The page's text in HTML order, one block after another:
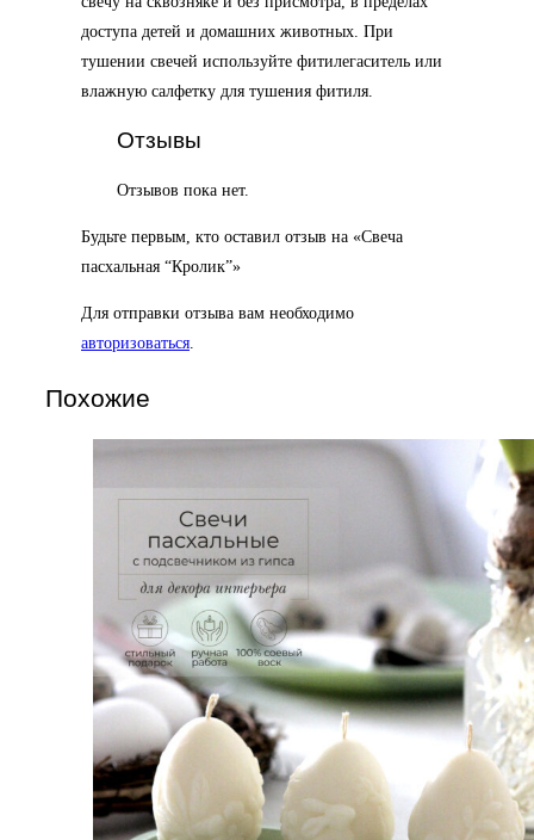
доступа детей и домашних животных. При
тушении свечей используйте фитилегаситель или
влажную салфетку для тушения фитиля.
Отзывы
Отзывов пока нет.
Будьте первым, кто оставил отзыв на «Свеча
пасхальная “Кролик”»
Для отправки отзыва вам необходимо
авторизоваться.
Похожие